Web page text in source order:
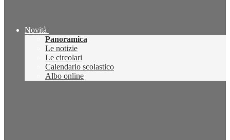
Novità
Panoramica
Le notizie
Le circolari
Calendario scolastico
Albo online